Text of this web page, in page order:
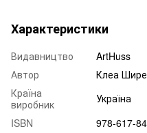
Характеристики
Видавництво
ArtHuss
Автор
Клеа
Країна
виробник
Україна
ISBN
978-617-